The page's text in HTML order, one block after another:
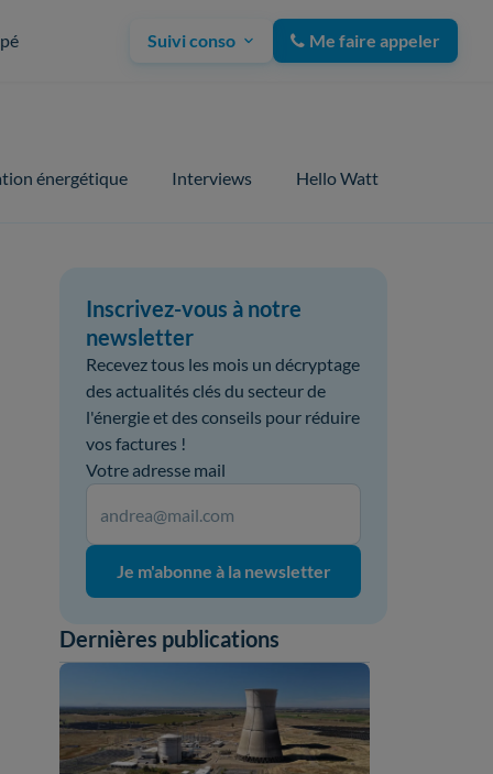
Suivi conso Me faire appeler
énergétique Interviews Hello Watt
Inscrivez-vous à notre
newsletter
Recevez tous les mois un décryptage
des actualités clés du secteur de
l'énergie et des conseils pour réduire
vos factures !
Votre adresse mail
Je m'abonne à la newsletter
Dernières publications